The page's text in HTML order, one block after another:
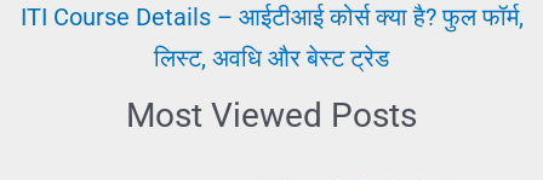
ITI Course Details – आईटीआई कोर्स क्या है? फुल फॉर्म,
लिस्ट, अवधि और बेस्ट ट्रेड
Most Viewed Posts